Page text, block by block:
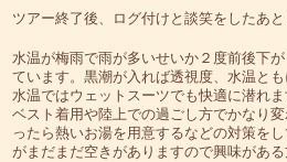
ツアー終了後、ログ付けと談笑をしたあ
水温が梅雨で雨が多いせいか２度前後下
ています。黒潮が入れば透視度、水温と
水温ではウェットスーツでも快適に潜れ
ベスト着用や陸上での過ごし方でかなり
ったら熱いお湯を用意するなどの対策を
がまだまだ空きがありますので興味がある